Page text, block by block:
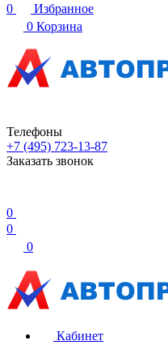
0
Избранное
0 Корзина
Телефоны
+7 (495) 723-13-87
Заказать звонок
0
0
0
Кабинет